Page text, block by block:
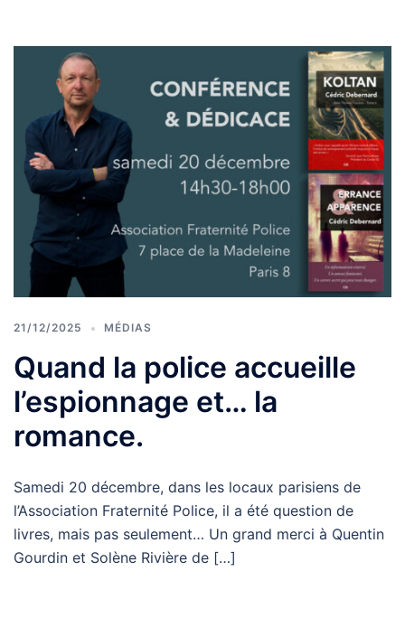
21/12/2025 MÉDIAS
Quand la police accueille
l’espionnage et… la
romance.
Samedi 20 décembre, dans les locaux parisiens de
l’Association Fraternité Police, il a été question de
livres, mais pas seulement… Un grand merci à Quentin
Gourdin et Solène Rivière de […]